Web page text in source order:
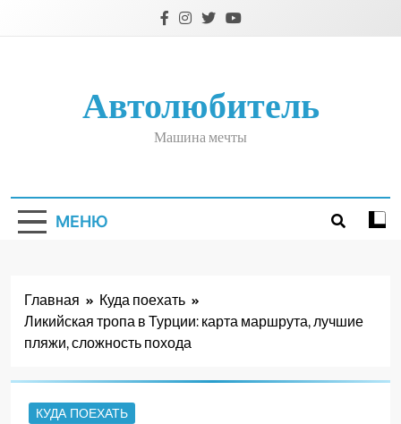
Автолюбитель
Машина мечты
МЕНЮ
Главная
Куда поехать
Ликийская тропа в Турции: карта маршрута, лучшие
пляжи, сложность похода
КУДА ПОЕХАТЬ